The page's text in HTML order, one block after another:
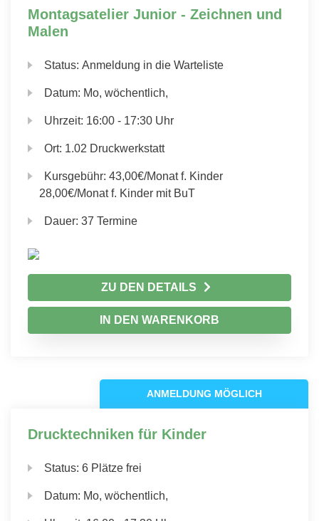
Montagsatelier Junior - Zeichnen und
Malen
Status:Anmeldung in die Warteliste
Datum: Mo, wöchentlich,
Uhrzeit: 16:00 - 17:30 Uhr
Ort: 1.02 Druckwerkstatt
Kursgebühr:43,00€/Monat f. Kinder
28,00€/Monat f. Kinder mit BuT
Dauer:37 Termine
ZU DEN DETAILS
IN DEN WARENKORB
ANMELDUNG MÖGLICH
Drucktechniken für Kinder
Status:6 Plätze frei
Datum: Mo, wöchentlich,